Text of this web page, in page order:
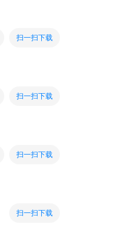
扫一扫下载
扫一扫下载
扫一扫下载
扫一扫下载